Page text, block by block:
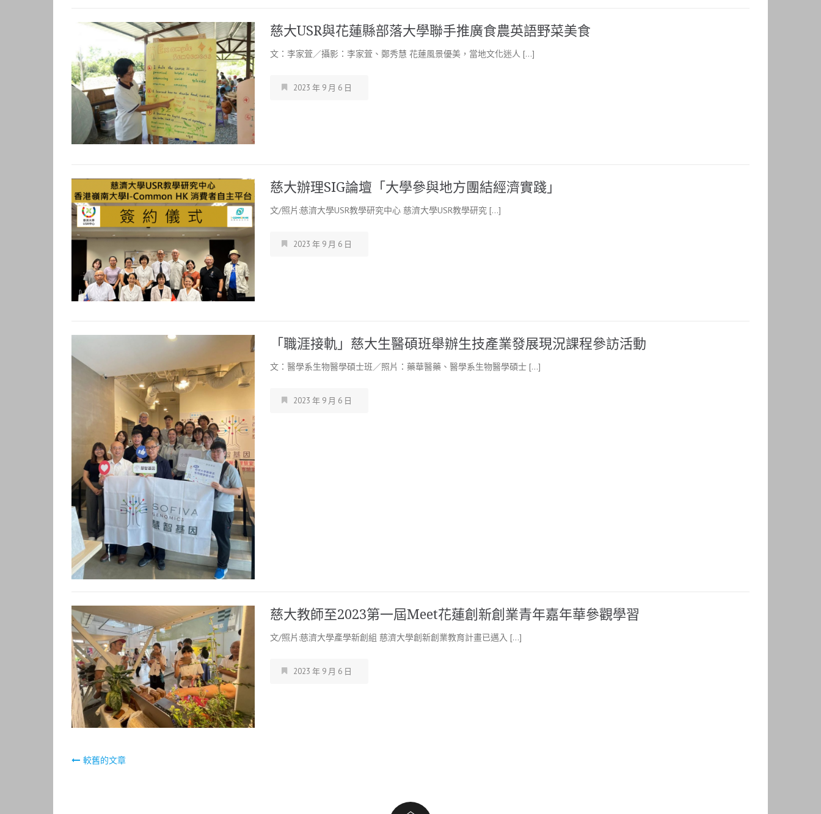
慈大USR與花蓮縣部落大學聯手推廣食農英語野菜美食
文：李家萓／攝影：李家萓、鄭秀慧 花蓮風景優美，當地文化迷人 […]
2023 年 9 月 6 日
慈大辦理SIG論壇「大學參與地方團結經濟實踐」
文/照片:慈濟大學USR教學研究中心 慈濟大學USR教學研究 […]
2023 年 9 月 6 日
「職涯接軌」慈大生醫碩班舉辦生技產業發展現況課程參訪活動
文：醫學系生物醫學碩士班／照片：藥華醫藥、醫學系生物醫學碩士 […]
2023 年 9 月 6 日
慈大教師至2023第一屆Meet花蓮創新創業青年嘉年華參觀學習
文/照片:慈濟大學產學新創組 慈濟大學創新創業教育計畫已邁入 […]
2023 年 9 月 6 日
文較舊的文章